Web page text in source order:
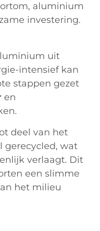
aluminium
investering.
uit
intensief kan
stappen gezet
en
deel van het
gerecycled, wat
verlaagt. Dit
een slimme
het milieu